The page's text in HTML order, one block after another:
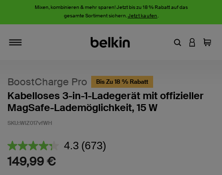
Mixen, kombinieren & mehr sparen! Jetzt bis zu 18 % Rabatt auf das
gesamte Sortiment sichern.Jetzt kaufen.
Stichwort
AN
BoostCharge Pro Bis Zu 18 % Rabatt
Kabelloses 3-in-1-Ladegerät mit offizieller
MagSafe-Lademöglichkeit, 15 W
SKU:WIZ017vfWH
4,2 von 5 Kundenrezension
4.3 673
(673)
149,99 €